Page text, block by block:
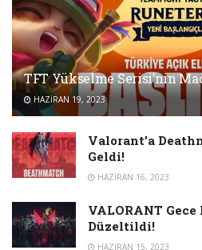
TFT Yükselme Serisi’nin
HAZIRAN 19, 2023
Valorant’a
Geldi!
HAZIRAN 16, 2023
VALORANT Gece
Düzeltildi!
HAZIRAN 15, 2023